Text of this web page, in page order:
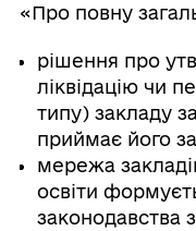
«Про повну
рішення про
ліквідацію чи
типу) закладу
приймає його
мережа
освіти
законодавства